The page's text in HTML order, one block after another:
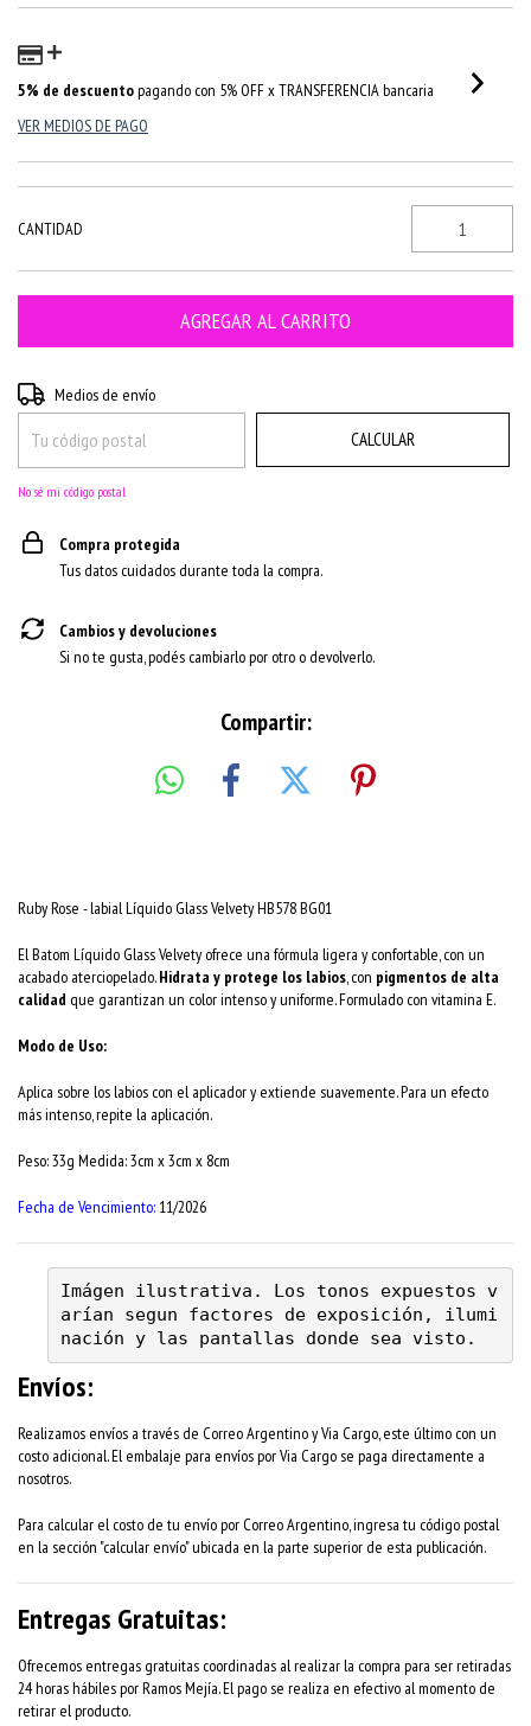
5% de descuentopagando con 5% OFF x TRANSFERENCIA bancaria
VER MEDIOS DE PAGO
CANTIDAD
Entregas para el CP:
Medios de envío
CALCULAR
No sé mi código postal
Compra protegida
Tus datos cuidados durante toda la compra.
Cambios y devoluciones
Si no te gusta, podés cambiarlo por otro o devolverlo.
Compartir:
Ruby Rose - labial Líquido Glass Velvety HB578 BG01
El Batom Líquido Glass Velvety ofrece una fórmula ligera y confortable, con un
acabado aterciopelado.Hidrata y protege los labios, con pigmentos de alta
calidad que garantizan un color intenso y uniforme. Formulado con vitamina E.
Modo de Uso:
Aplica sobre los labios con el aplicador y extiende suavemente. Para un efecto
más intenso, repite la aplicación.
Peso: 33g Medida: 3cm x 3cm x 8cm
Fecha de Vencimiento: 11/2026
Imágen ilustrativa. Los tonos expuestos v
arían segun factores de exposición, ilumi
nación y las pantallas donde sea visto.
Envíos:
Realizamos envíos a través de Correo Argentino y Via Cargo, este último con un
costo adicional. El embalaje para envíos por Via Cargo se paga directamente a
nosotros.
Para calcular el costo de tu envío por Correo Argentino, ingresa tu código postal
en la sección "calcular envío" ubicada en la parte superior de esta publicación.
Entregas Gratuitas:
Ofrecemos entregas gratuitas coordinadas al realizar la compra para ser retiradas
24 horas hábiles por Ramos Mejía. El pago se realiza en efectivo al momento de
retirar el producto.